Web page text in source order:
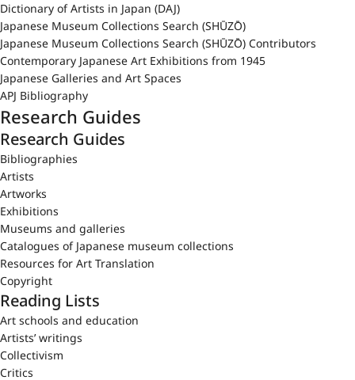
Dictionary of Artists in Japan (DAJ)
Japanese Museum Collections Search (SHŪZŌ)
Japanese Museum Collections Search (SHŪZŌ) Contributors
Contemporary Japanese Art Exhibitions from 1945
Japanese Galleries and Art Spaces
APJ Bibliography
Research Guides
Research Guides
Bibliographies
Artists
Artworks
Exhibitions
Museums and galleries
Catalogues of Japanese museum collections
Resources for Art Translation
Copyright
Reading Lists
Art schools and education
Artists’ writings
Collectivism
Critics